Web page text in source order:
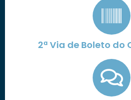
2ª Via de Boleto do